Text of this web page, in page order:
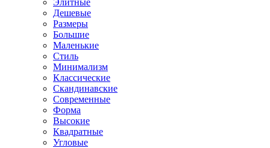
Элитные
Дешевые
Размеры
Большие
Маленькие
Стиль
Минимализм
Классические
Скандинавские
Современные
Форма
Высокие
Квадратные
Угловые